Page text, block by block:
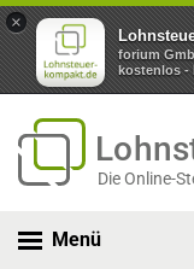
×
forium
kostenlos -
Die Online-
Menü